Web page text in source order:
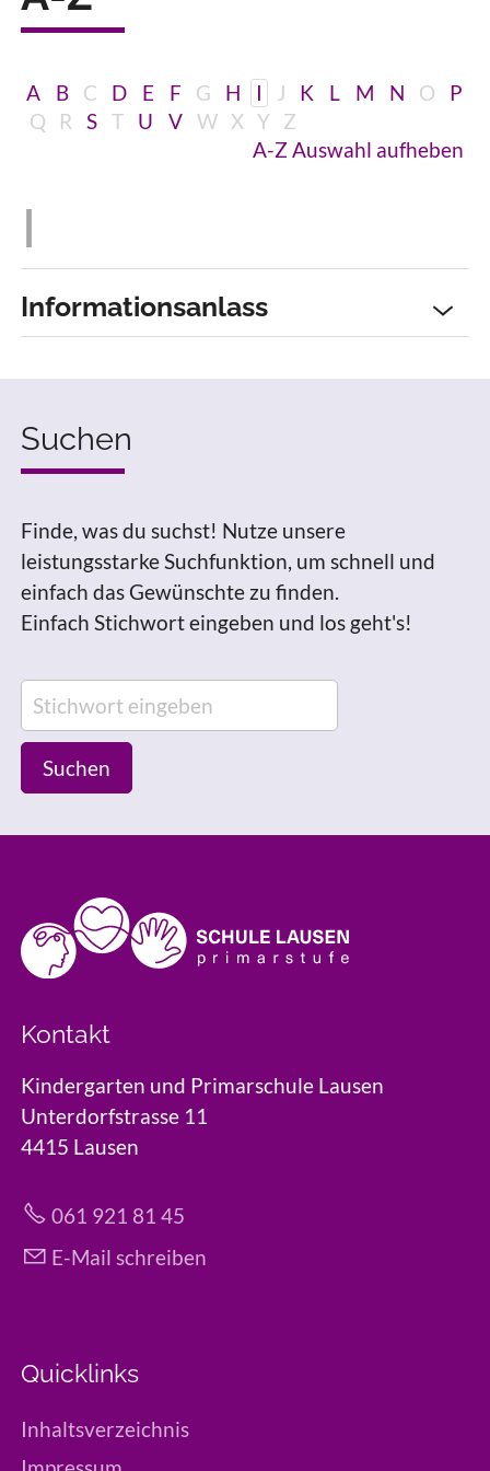
A B C D E F G H I J K L M N O
P
Q
R S T U V W X Y Z
A-Z Auswahl aufheben
Informationsanlass
Suchen
Finde, was du suchst! Nutze unsere
leistungsstarke Suchfunktion, um schnell und
einfach das Gewünschte zu finden.
Einfach Stichwort eingeben und los geht's!
Suchen
Kontakt
Kindergarten und Primarschule Lausen
Unterdorfstrasse 11
4415 Lausen
061 921 81 45
E-Mail schreiben
Quicklinks
Inhaltsverzeichnis